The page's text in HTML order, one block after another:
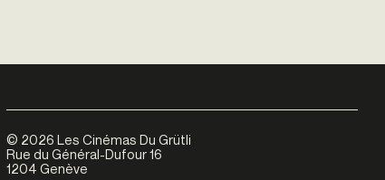
© 2026 Les Cinémas Du Grütli
Rue du Général-Dufour 16
1204 Genève